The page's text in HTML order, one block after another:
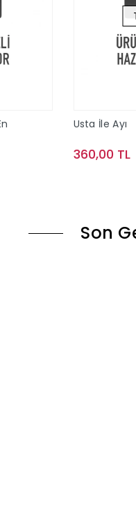
Usta İle Ayı
360,00 TL
Son